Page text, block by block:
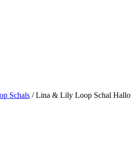
Schals / Lina & Lily Loop Schal